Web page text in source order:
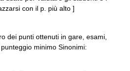
con il p. più alto ]
dei punti ottenuti in gare, esami,
minimo Sinonimi: